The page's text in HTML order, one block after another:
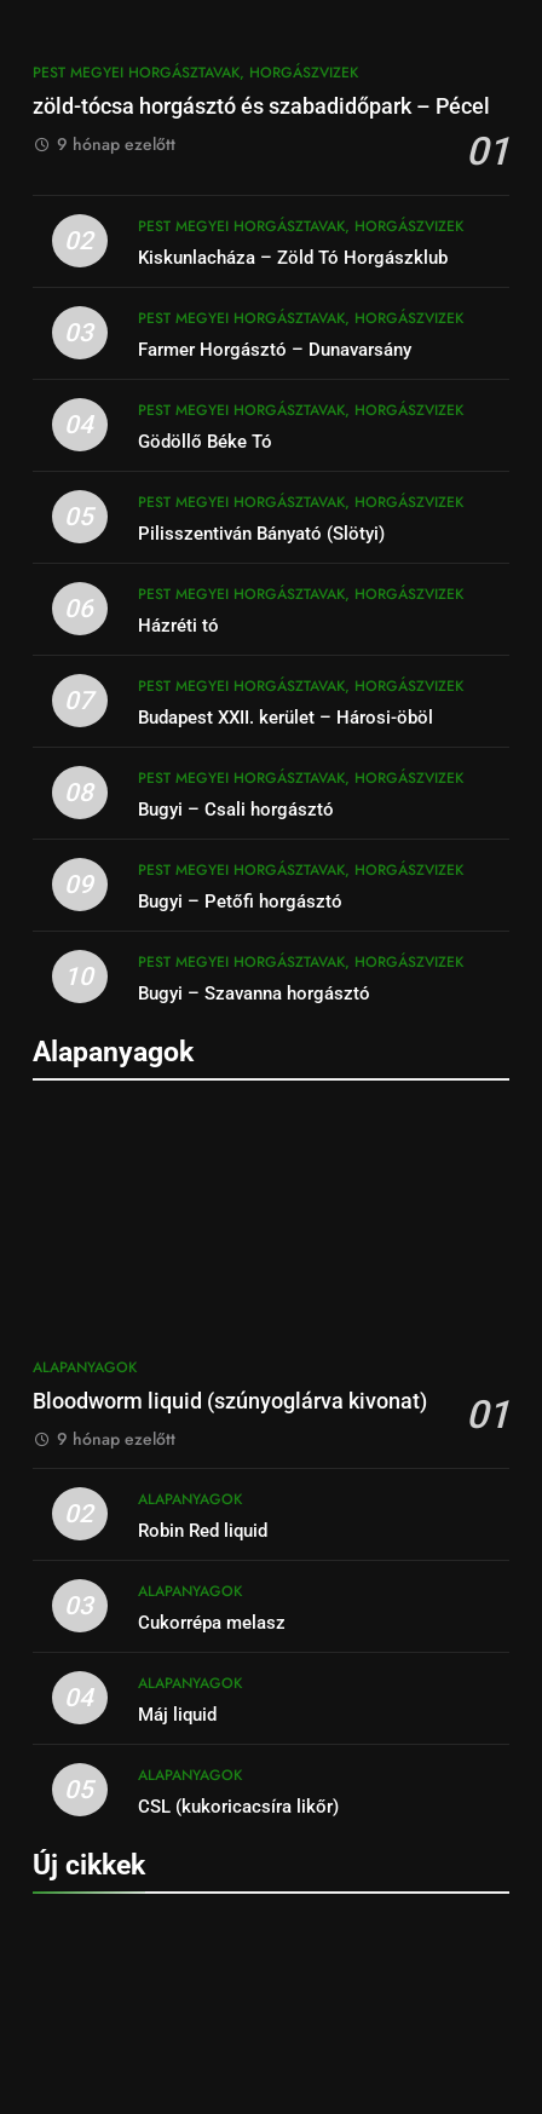
PEST MEGYEI HORGÁSZTAVAK, HORGÁSZVIZEK
zöld-tócsa horgásztó és szabadidőpark – Pécel
01
9 hónap ezelőtt
02
PEST MEGYEI HORGÁSZTAVAK, HORGÁSZVIZEK
Kiskunlacháza – Zöld Tó Horgászklub
03
PEST MEGYEI HORGÁSZTAVAK, HORGÁSZVIZEK
Farmer Horgásztó – Dunavarsány
04
PEST MEGYEI HORGÁSZTAVAK, HORGÁSZVIZEK
Gödöllő Béke Tó
05
PEST MEGYEI HORGÁSZTAVAK, HORGÁSZVIZEK
Pilisszentiván Bányató (Slötyi)
06
PEST MEGYEI HORGÁSZTAVAK, HORGÁSZVIZEK
Házréti tó
07
PEST MEGYEI HORGÁSZTAVAK, HORGÁSZVIZEK
Budapest XXII. kerület – Hárosi-öböl
08
PEST MEGYEI HORGÁSZTAVAK, HORGÁSZVIZEK
Bugyi – Csali horgásztó
09
PEST MEGYEI HORGÁSZTAVAK, HORGÁSZVIZEK
Bugyi – Petőfi horgásztó
10
PEST MEGYEI HORGÁSZTAVAK, HORGÁSZVIZEK
Bugyi – Szavanna horgásztó
Alapanyagok
ALAPANYAGOK
Bloodworm liquid (szúnyoglárva kivonat) 01
9 hónap ezelőtt
02
ALAPANYAGOK
Robin Red liquid
03
ALAPANYAGOK
Cukorrépa melasz
04
ALAPANYAGOK
Máj liquid
05
ALAPANYAGOK
CSL (kukoricacsíra likőr)
Új cikkek